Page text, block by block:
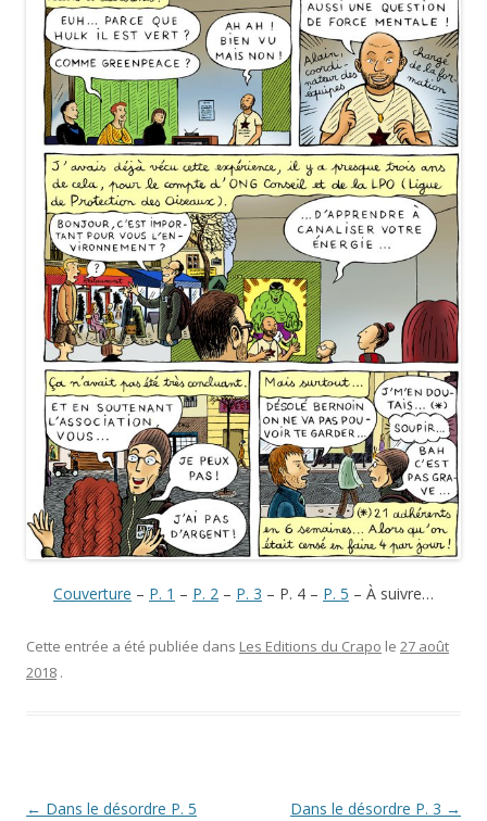
Couverture – P. 1 – P. 2 – P. 3 – P. 4 – P. 5 – À suivre…
Cette entrée a été publiée dans Les Editions du Crapo le 27 août
2018 .
Navigation
← Dans le désordre P. 5 Dans le désordre P. 3 →